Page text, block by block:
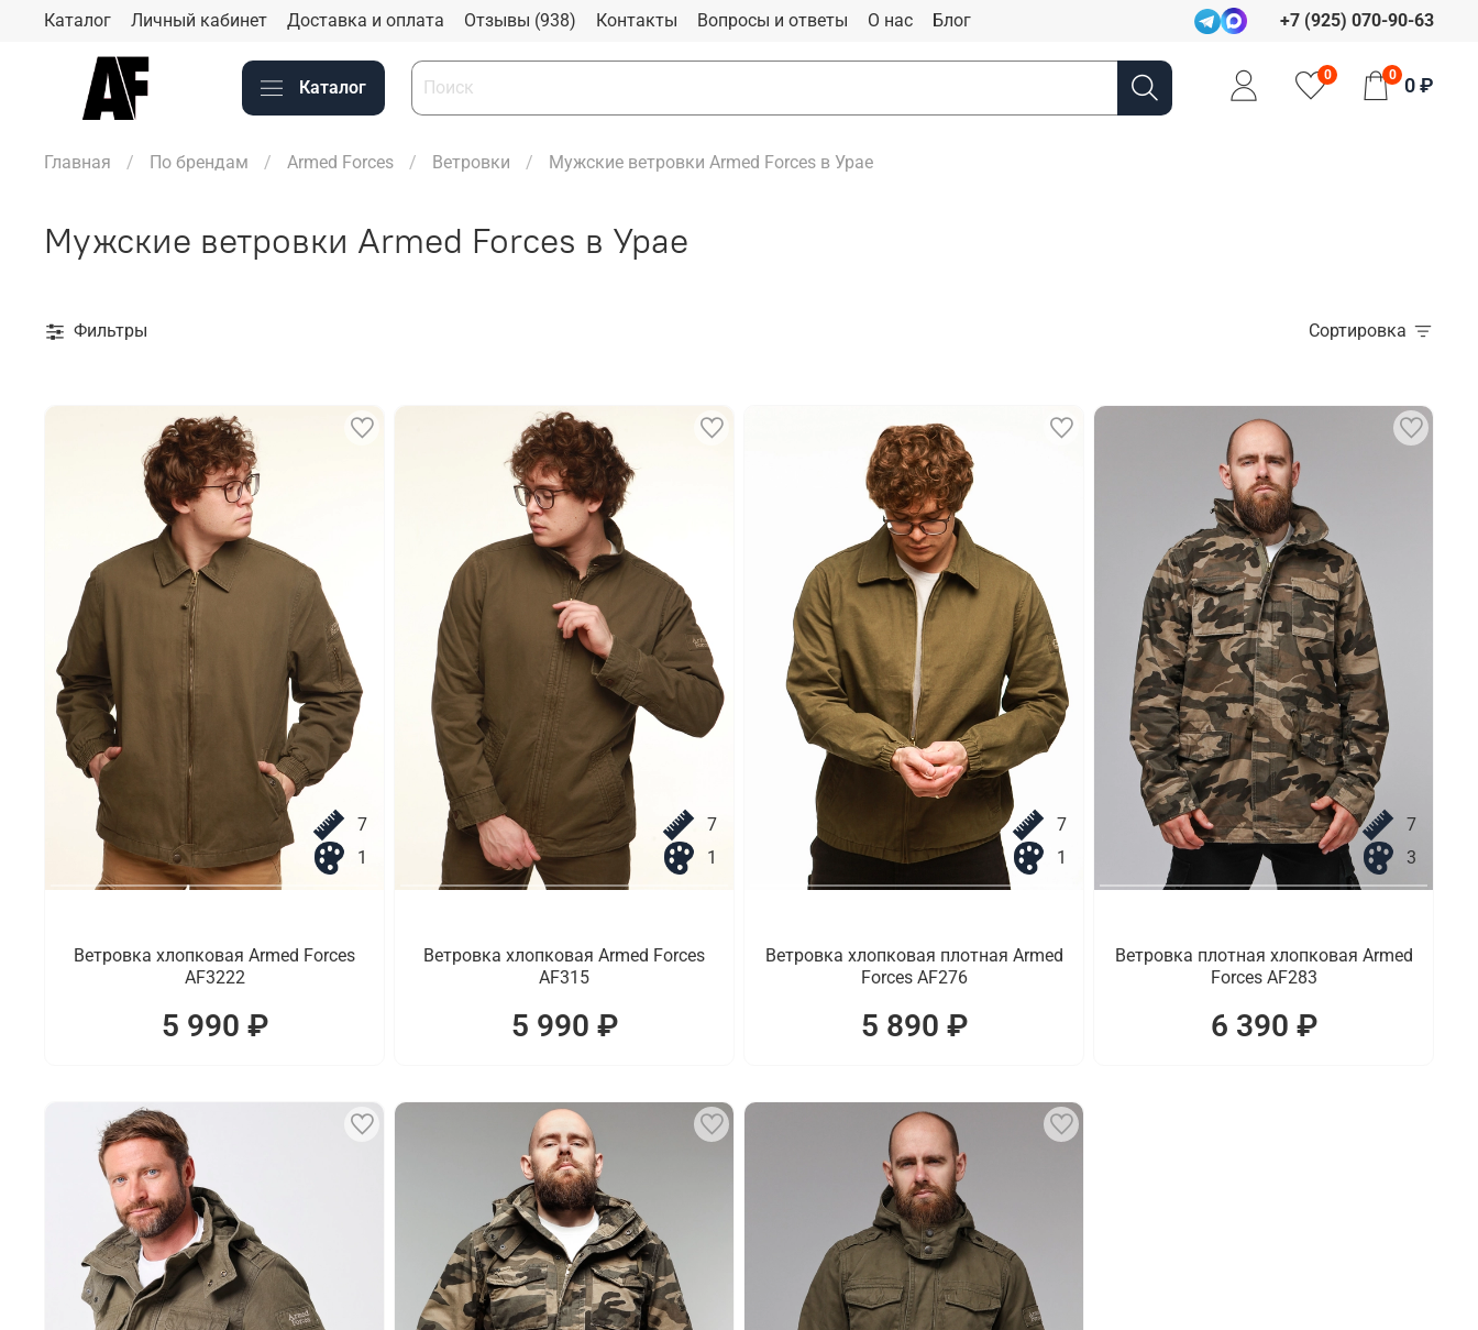
Каталог Личный кабинет Доставка и оплата Отзывы (938) Контакты Вопросы и ответы О нас Блог +7 (925) 070-90-63
Каталог
0 0 0 ₽
Главная По брендам Armed Forces Ветровки Мужские ветровки Armed Forces в Урае
Мужские ветровки Armed Forces в Урае
Фильтры Сортировка
7
1
Ветровка хлопковая Armed Forces
AF3222
5 990 ₽
7
1
Ветровка хлопковая Armed Forces
AF315
5 990 ₽
7
1
Ветровка хлопковая плотная Armed
Forces AF276
5 890 ₽
7
3
Ветровка плотная хлопковая Armed
Forces AF283
6 390 ₽